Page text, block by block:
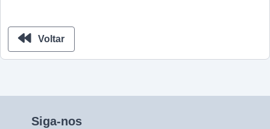
Voltar
Siga-nos